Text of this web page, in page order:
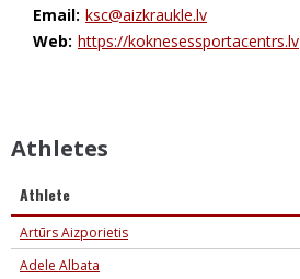
Email: ksc@aizkraukle.lv
Web: https://koknesessportacentrs.lv
Athletes
Athlete
Artūrs Aizporietis
Adele Albata